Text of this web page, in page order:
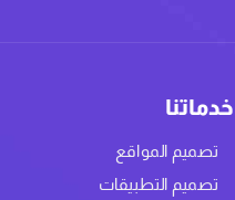
خدماتنا
تصميم المواقع
تصميم التطبيقات